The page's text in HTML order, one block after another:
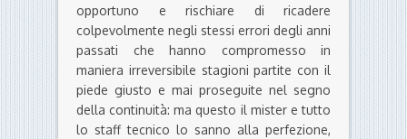
opportuno e rischiare di ricadere
colpevolmente negli stessi errori degli anni
passati che hanno compromesso in
maniera irreversibile stagioni partite con il
piede giusto e mai proseguite nel segno
della continuità: ma questo il mister e tutto
lo staff tecnico lo sanno alla perfezione,